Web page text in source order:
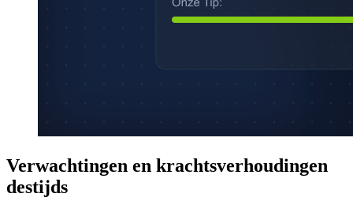
Verwachtingen en krachtsverhoudingen
destijds